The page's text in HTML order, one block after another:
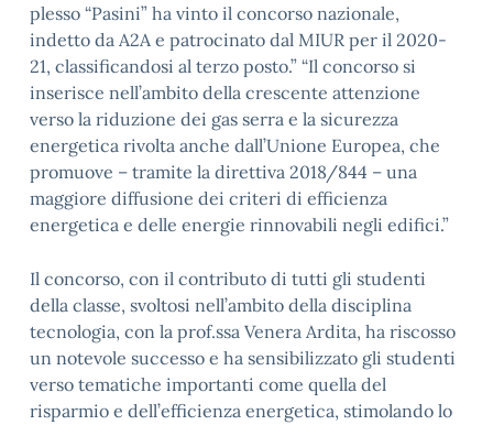
plesso “Pasini” ha vinto il concorso nazionale,
indetto da A2A e patrocinato dal MIUR per il 2020-
21, classificandosi al terzo posto.” “Il concorso si
inserisce nell’ambito della crescente attenzione
verso la riduzione dei gas serra e la sicurezza
energetica rivolta anche dall’Unione Europea, che
promuove – tramite la direttiva 2018/844 – una
maggiore diffusione dei criteri di efficienza
energetica e delle energie rinnovabili negli edifici.”
Il concorso, con il contributo di tutti gli studenti
della classe, svoltosi nell’ambito della disciplina
tecnologia, con la prof.ssa Venera Ardita, ha riscosso
un notevole successo e ha sensibilizzato gli studenti
verso tematiche importanti come quella del
risparmio e dell’efficienza energetica, stimolando lo